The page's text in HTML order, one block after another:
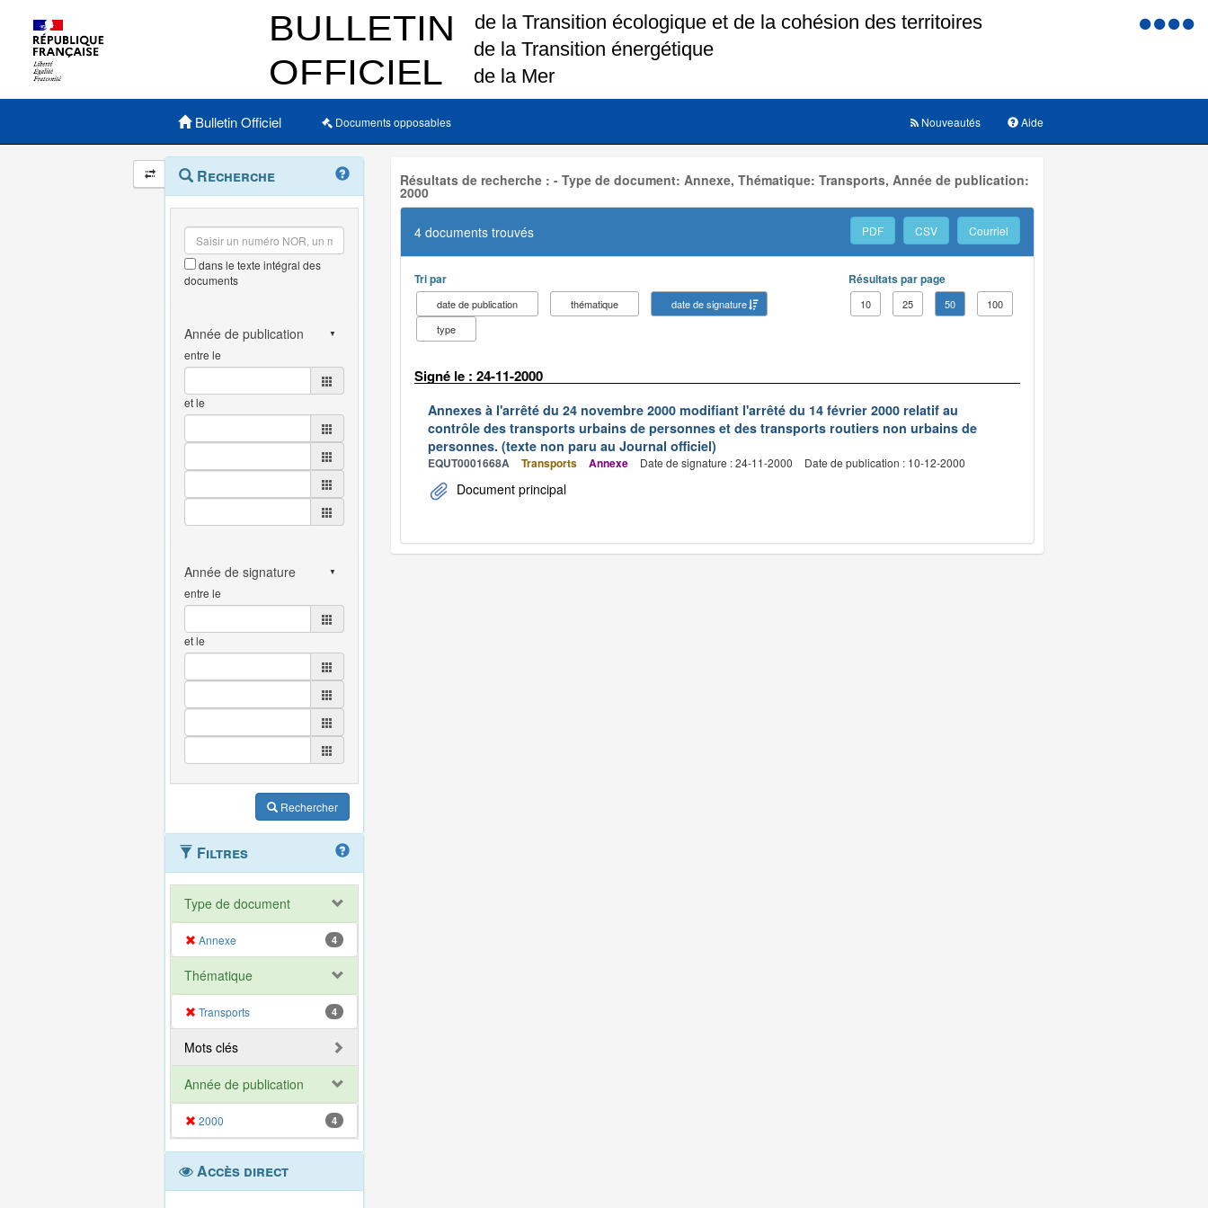
Menu
Menu principal
Bulletin Officiel Documents opposables Aide
Nouveautés
Navigation
et
outils
annexes
Menu
contextuel
Recherche
dans le texte intégral des
documents
entre le
et le
entre le
et le
Rechercher
Filtres
Type de document
Annexe 4
Thématique
Transports 4
Mots clés
Année de publication
2000 4
Accès direct
Résultats de recherche : - Type de document: Annexe, Thématique: Transports, Année de publication:
2000
4 documents trouvés PDF CSV Courriel
Tri par
date de publication thématique
date de signature
type
Résultats par page
10 25 50 100
Signé le : 24-11-2000
Annexes à l'arrêté du 24 novembre 2000 modifiant l'arrêté du 14 février 2000 relatif au
contrôle des transports urbains de personnes et des transports routiers non urbains de
personnes. (texte non paru au Journal officiel)
EQUT0001668A Transports Annexe Date de signature : 24-11-2000 Date de publication : 10-12-2000
Document principal